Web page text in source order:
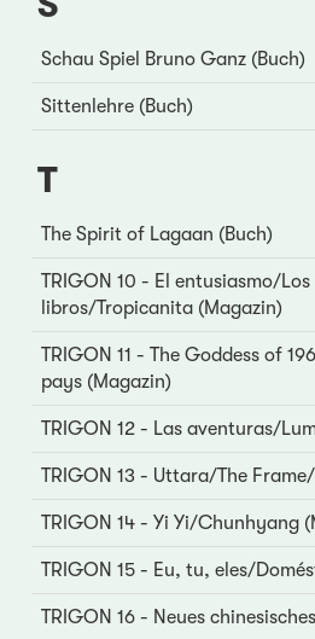
Schau Spiel Bruno Ganz (Buch)
Sittenlehre (Buch)
T
The Spirit of Lagaan (Buch)
TRIGON 10 - El entusiasmo/Los
libros/Tropicanita (Magazin)
TRIGON 11 - The Goddess of
pays (Magazin)
TRIGON 12 - Las aventuras/
TRIGON 13 - Uttara/The
TRIGON 14 - Yi Yi/Chunhyang
TRIGON 15 - Eu, tu, eles/
TRIGON 16 - Neues